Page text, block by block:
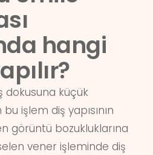
hangi
dokusuna küçük
işlem diş yapısının
görüntü bozukluklarına
vener işleminde diş